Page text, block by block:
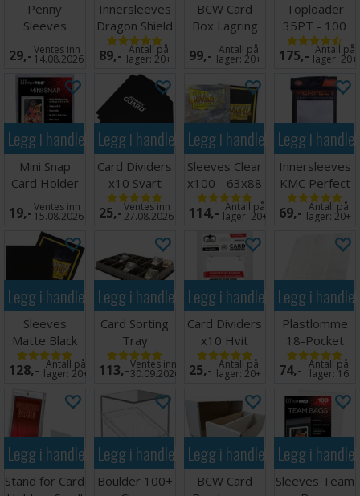
Penny
Sleeves
63.5x89mm
100 stk
29,-Ventes inn
14.08.2026
Innersleeves
Dragon Shield
Klar
64x89mm
89,- Antall på
lager:20+
BCW Card
Box Lagring
1000 kort
99,- Antall på
lager:20+
Toploader
35PT - 100
stk 63,5 x
88,9 mm
175,- Antall på
lager:20+
Legg i handlekurven
Mini Snap
Card Holder
19,-Ventes inn
15.08.2026
Legg i handlekurven
Card Dividers
x10 Svart
25,-Ventes inn
27.08.2026
Legg i handlekurven
Sleeves Clear
x100 - 63x88
m/box
114,- Antall på
lager:20+
Legg i
Innersleeves
KMC Perfect
Fit x100
64x89
69,- Antall på
lager:20+
Legg i handlekurven
Sleeves
Matte Black
x100 66x91
128,- Antall på
lager: 20+
Legg i handlekurven
Card Sorting
Tray
113,-Ventes inn
30.09.2026
Legg i handlekurven
Card Dividers
x10 Hvit
25,- Antall på
lager:20+
Legg i
Plastlomme
18-Pocket
Side Load
Hvit x10
74,- Antall på
lager: 16
Legg i handlekurven
Stand for Card
Legg i handlekurven
Boulder 100+
Legg i handlekurven
BCW Card
Legg i
Sleeves Team